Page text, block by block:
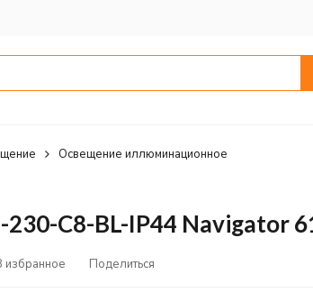
Освещение иллюминационное
C8-BL-IP44 Navigator
избранное Поделиться